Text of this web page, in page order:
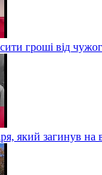
гроші від
який загинув